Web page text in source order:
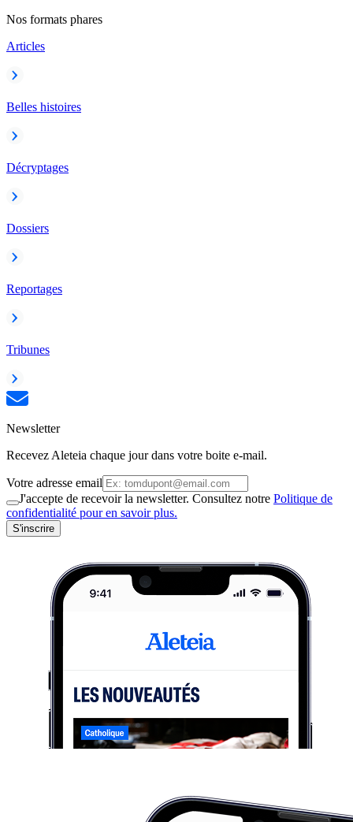
Nos formats phares
Articles
Belles histoires
Décryptages
Dossiers
Reportages
Tribunes
Newsletter
Recevez Aleteia chaque jour dans votre boite e-mail.
Votre adresse email
J'accepte de recevoir la newsletter. Consultez notre Politique de
confidentialité pour en savoir plus.
S'inscrire